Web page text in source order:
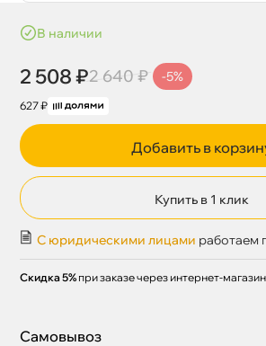
наличии
2 508 ₽2 640 ₽ -5%
627 ₽
Добавить в
Купить в 1 клик
С юридическими лицами работаем
Скидка 5% при заказе через интернет-магазин
Самовывоз